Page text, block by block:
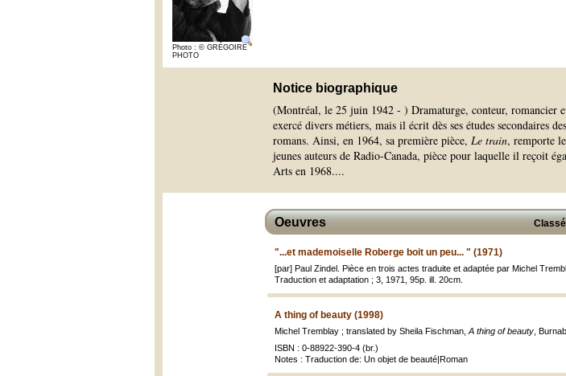
Photo : © GRÉGOIRE
PHOTO
Notice biographique
(Montréal, le 25 juin 1942 - ) Dramaturge, conteur, romancier
exercé divers métiers, mais il écrit dès ses études secondaires
romans. Ainsi, en 1964, sa première pièce, Le train, remporte
jeunes auteurs de Radio-Canada, pièce pour laquelle il reçoit
Arts en 1968....
Oeuvres
"...et mademoiselle Roberge boit un peu... " (1971)
[par] Paul Zindel. Pièce en trois actes traduite et adaptée par Michel
Traduction et adaptation ; 3, 1971, 95p. ill. 20cm.
A thing of beauty (1998)
Michel Tremblay ; translated by Sheila Fischman, A thing of beauty ,
ISBN : 0-88922-390-4 (br.)
Notes : Traduction de: Un objet de beauté|Roman